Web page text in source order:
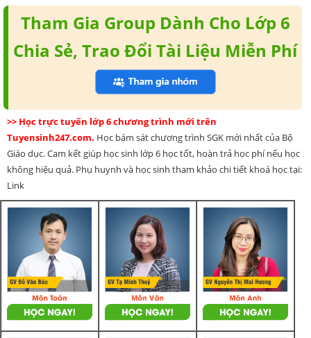
Tham Gia Group Dành Cho Lớp 6
Chia Sẻ, Trao Đổi Tài Liệu Miễn Phí
>> Học trực tuyến lớp 6 chương trình mới trên
Tuyensinh247.com. Học bám sát chương trình SGK mới nhất của Bộ
Giáo dục. Cam kết giúp học sinh lớp 6 học tốt, hoàn trả học phí nếu học
không hiệu quả. Phụ huynh và học sinh tham khảo chi tiết khoá học tại:
Link